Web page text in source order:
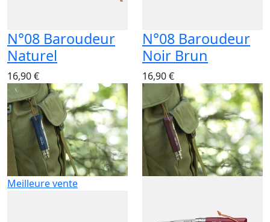
N°08 Baroudeur
Naturel
16,90 €
N°08 Baroudeur
Noir Brun
16,90 €
Meilleure vente